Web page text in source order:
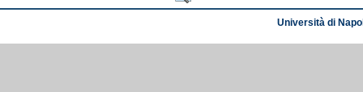
Università di